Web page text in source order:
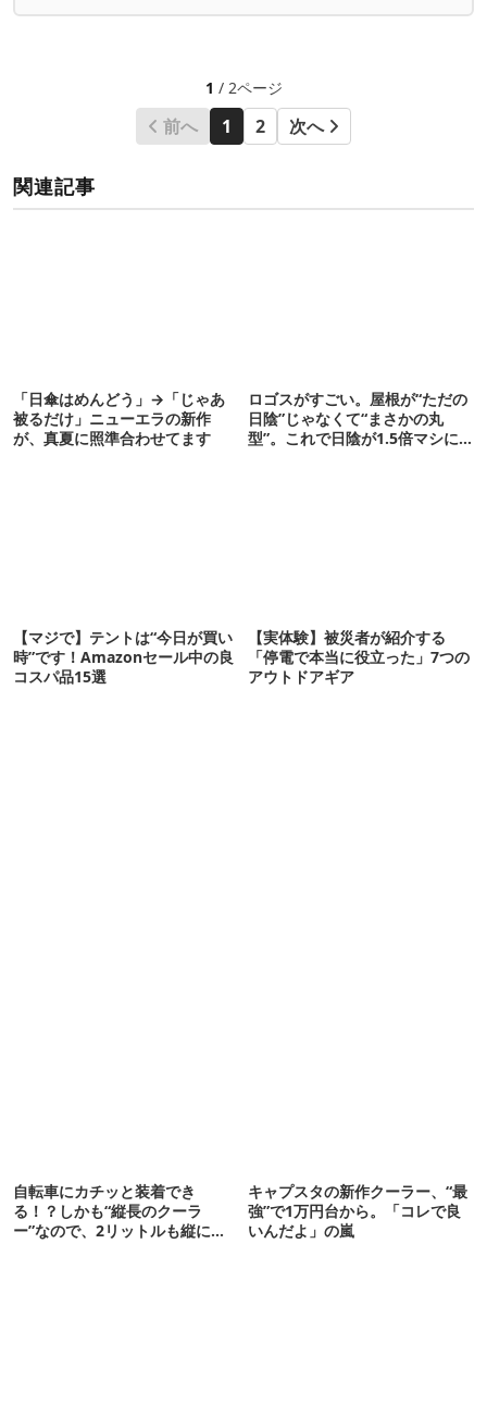
1 / 2ページ
前へ 1 2 次へ
関連記事
「日傘はめんどう」→「じゃあ
被るだけ」ニューエラの新作
が、真夏に照準合わせてます
ロゴスがすごい。屋根が“ただの
日陰”じゃなくて“まさかの丸
型”。これで日陰が1.5倍マシに
【マジで】テントは“今日が買い
時”です！Amazonセール中の良
コスパ品15選
【実体験】被災者が紹介する
「停電で本当に役立った」7つの
アウトドアギア
自転車にカチッと装着でき
る！？しかも“縦長のクーラ
ー”なので、2リットルも縦に入
キャプスタの新作クーラー、“最
強”で1万円台から。「コレで良
いんだよ」の嵐